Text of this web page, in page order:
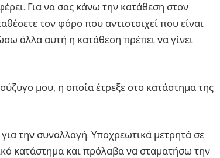
Για να σας κάνω την κατάθεση στον
τον φόρο που αντιστοιχεί που είναι
άλλα αυτή η κατάθεση πρέπει να γίνει
μου, η οποία έτρεξε στο κατάστημα της
την συναλλαγή. Υποχρεωτικά μετρητά σε
κατάστημα και πρόλαβα να σταματήσω την